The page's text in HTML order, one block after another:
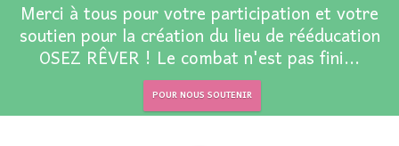
Merci à tous pour votre participation et votre
soutien pour la création du lieu de rééducation
OSEZ RÊVER ! Le combat n'est pas fini...
POUR NOUS SOUTENIR